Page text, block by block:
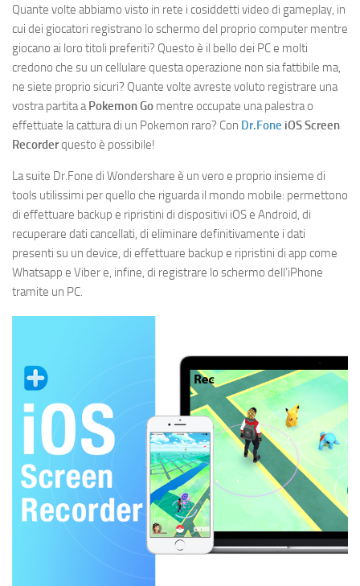
Quante volte abbiamo visto in rete i cosiddetti video di gameplay, in
cui dei giocatori registrano lo schermo del proprio computer mentre
giocano ai loro titoli preferiti? Questo è il bello dei PC e molti
credono che su un cellulare questa operazione non sia fattibile ma,
ne siete proprio sicuri? Quante volte avreste voluto registrare una
vostra partita aPokemon Go mentre occupate una palestra o
effettuate la cattura di un Pokemon raro? Con Dr.Fone iOS Screen
Recorderquesto è possibile!
La suite Dr.Fone di Wondershare è un vero e proprio insieme di
tools utilissimi per quello che riguarda il mondo mobile: permettono
di effettuare backup e ripristini di dispositivi iOS e Android, di
recuperare dati cancellati, di eliminare definitivamente i dati
presenti su un device, di effettuare backup e ripristini di app come
Whatsapp e Viber e, infine, di registrare lo schermo dell’iPhone
tramite un PC.